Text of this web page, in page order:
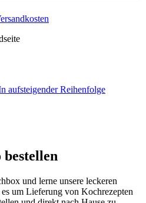
aufsteigender Reihenfolge
und lerne unsere leckeren
um Lieferung von Kochrezepten